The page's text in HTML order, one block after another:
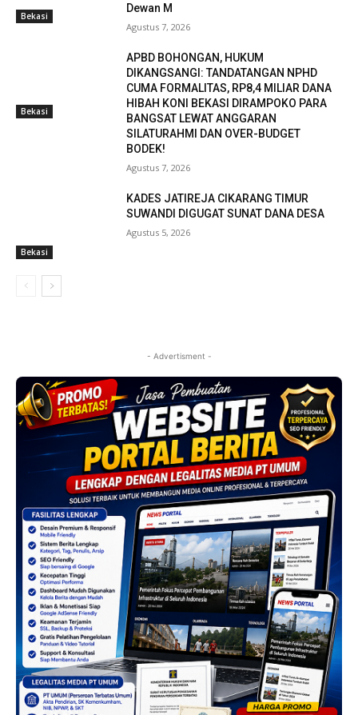
Bekasi
Dewan M
Agustus 7, 2026
Bekasi
APBD BOHONGAN, HUKUM
DIKANGSANGI: TANDATANGAN NPHD
CUMA FORMALITAS, RP8,4 MILIAR DANA
HIBAH KONI BEKASI DIRAMPOKO PARA
BANGSAT LEWAT ANGGARAN
SILATURAHMI DAN OVER-BUDGET
BODEK!
Agustus 7, 2026
Bekasi
KADES JATIREJA CIKARANG TIMUR
SUWANDI DIGUGAT SUNAT DANA DESA
Agustus 5, 2026
- Advertisment -